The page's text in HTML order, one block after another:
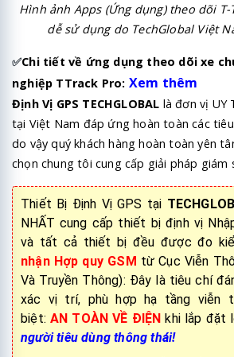
Hình ảnh Apps (Ứng dụng) theo dõi
dễ sử dụng do TechGlobal Việt
✅Chi tiết về ứng dụng theo dõi xe
nghiệp TTrack Pro: Xem thêm
Định Vị GPS TECHGLOBAL là đơn vị UY
tại Việt Nam đáp ứng hoàn toàn các
do vậy quý khách hàng hoàn toàn yên
chọn chung tôi cung cấp giải pháp giám
Thiết Bị Định Vị GPS tại
NHẤT cung cấp thiết bị định vị
và tất cả thiết bị đều được đo
nhận Hợp quy GSM từ Cục Viễn
Và Truyền Thông): Đây là tiêu chí
xác vị trí, phù hợp hạ tầng viễn
biệt: AN TOÀN VỀ ĐIỆN khi lắp đặt
người tiêu dùng thông thái!